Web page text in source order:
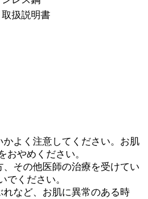
扱説明書
よく注意してください。お肌
おやめください。
その他医師の治療を受けてい
でください。
など、お肌に異常のある時